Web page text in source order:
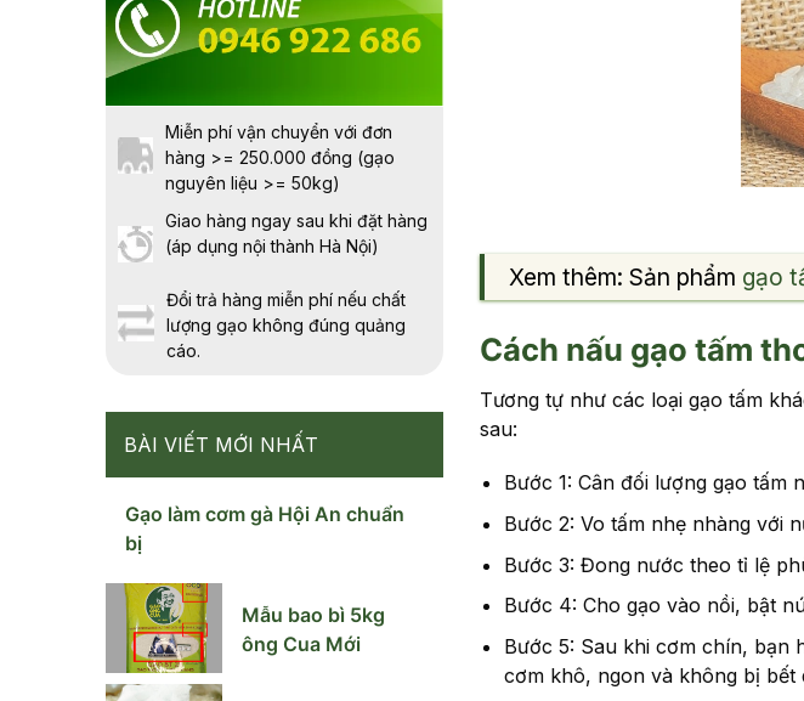
Miễn phí vận chuyển với đơn
hàng >= 250.000 đồng (gạo
nguyên liệu >= 50kg)
Giao hàng ngay sau khi đặt hàng
(áp dụng nội thành Hà Nội)
Đổi trả hàng miễn phí nếu chất
lượng gạo không đúng quảng
cáo.
BÀI VIẾT MỚI NHẤT
Gạo làm cơm gà Hội An chuẩn
bị
Mẫu bao bì 5kg
ông Cua Mới
Xem thêm: Sản phẩm gạo
Cách nấu gạo tấm
Tương tự như các loại gạo tấm
sau:
Bước 1: Cân đối lượng gạo
Bước 2: Vo tấm nhẹ nhàng với
Bước 3: Đong nước theo tỉ lệ
Bước 4: Cho gạo vào nồi, bật
Bước 5: Sau khi cơm chín, bạn
cơm khô, ngon và không bị bết